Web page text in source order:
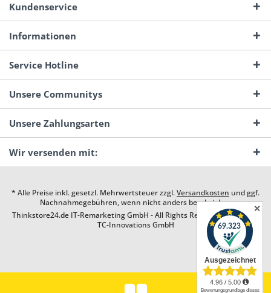
Kundenservice
Informationen
Service Hotline
Unsere Communitys
Unsere Zahlungsarten
Wir versenden mit:
* Alle Preise inkl. gesetzl. Mehrwertsteuer zzgl.Versandkosten und ggf.
Nachnahmegebühren, wenn nicht anders beschrieben
Thinkstore24.de IT-Remarketing GmbH - All Rights Reserved. Design by
TC-Innovations GmbH
✕